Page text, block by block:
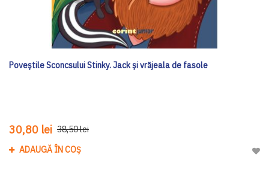
Poveștile Sconcsului Stinky. Jack și vrăjeala de fasole
30,80 lei 38,50 lei
ADAUGĂ ÎN COȘ